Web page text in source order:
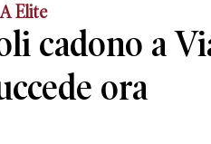
Elite
cadono a
ora